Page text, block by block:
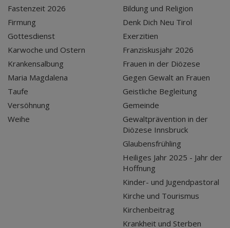
Fastenzeit 2026
Firmung
Gottesdienst
Karwoche und Ostern
Krankensalbung
Maria Magdalena
Taufe
Versöhnung
Weihe
Bildung und Religion
Denk Dich Neu Tirol
Exerzitien
Franziskusjahr 2026
Frauen in der Diözese
Gegen Gewalt an Frauen
Geistliche Begleitung
Gemeinde
Gewaltprävention in der
Diözese Innsbruck
Glaubensfrühling
Heiliges Jahr 2025 - Jahr der
Hoffnung
Kinder- und Jugendpastoral
Kirche und Tourismus
Kirchenbeitrag
Krankheit und Sterben